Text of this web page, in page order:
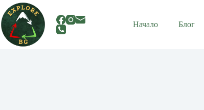
Skip
to
content
Начало Блог